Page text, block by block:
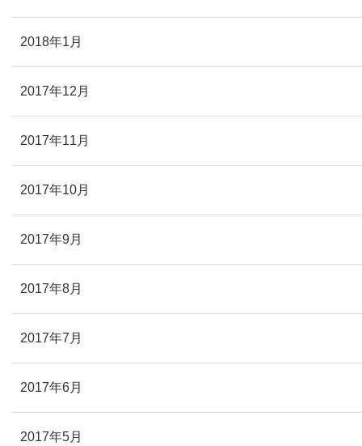
2018年1月
2017年12月
2017年11月
2017年10月
2017年9月
2017年8月
2017年7月
2017年6月
2017年5月